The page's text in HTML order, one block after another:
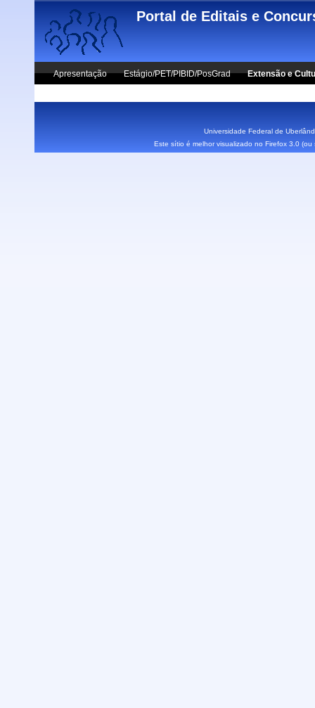
Skip to main content
Portal de Editais e
Apresentação Estágio/PET/PIBID/PosGrad Extensão e
Universidade Federal de
Este sítio é melhor visualizado no Firefox 3.0